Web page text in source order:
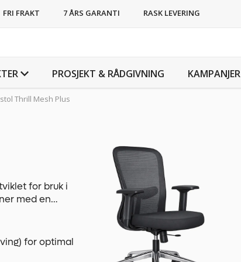
FRI FRAKT 7 ÅRS GARANTI RASK LEVERING
PROSJEKT & RÅDGIVNING KAMPANJER
Thrill Mesh Plus
med en
sittestilling og
for optimal